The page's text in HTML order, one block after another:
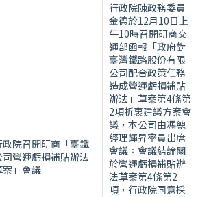
政院召開研商「臺鐵
司營運虧損補貼辦法
案」會議
行政院陳政務委員
金德於12月10日上
午10時召開研商交
通部函報「政府對
臺灣鐵路股份有限
公司配合政策任務
造成營運虧損補貼
辦法」草案第4條第
2項折衷建議方案會
議，本公司由馮總
經理輝昇率員出席
會議。會議結論關
於營運虧損補貼辦
法草案第4條第2
項，行政院同意採